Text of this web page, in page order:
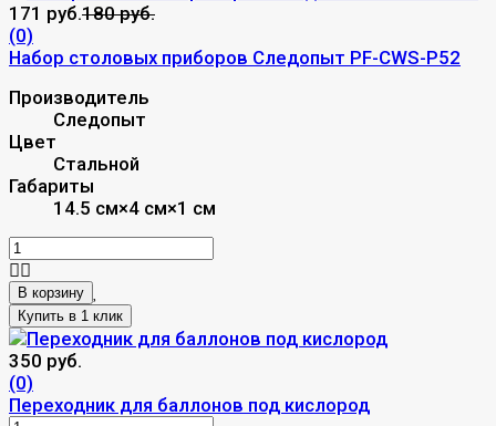
171 руб.180 руб.
(0)
Набор столовых приборов Следопыт PF-CWS-P52
Производитель
Следопыт
Цвет
Стальной
Габариты
14.5 см×4 см×1 см
В корзину
350 руб.
(0)
Переходник для баллонов под кислород